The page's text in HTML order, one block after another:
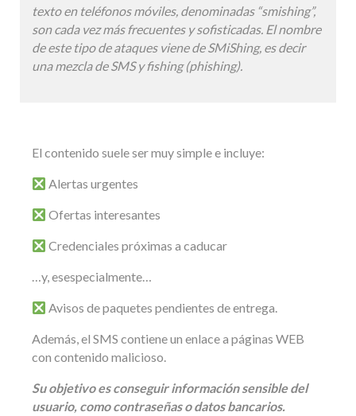
texto en teléfonos móviles, denominadas “smishing”,
son cada vez más frecuentes y sofisticadas. El nombre
de este tipo de ataques viene de SMiShing, es decir
una mezcla de SMS y fishing (phishing).
El contenido suele ser muy simple e incluye:
Alertas urgentes
Ofertas interesantes
Credenciales próximas a caducar
…y, esespecialmente…
Avisos de paquetes pendientes de entrega.
Además, el SMS contiene un enlace a páginas WEB
con contenido malicioso.
Su objetivo es conseguir información sensible del
usuario, como contraseñas o datos bancarios.